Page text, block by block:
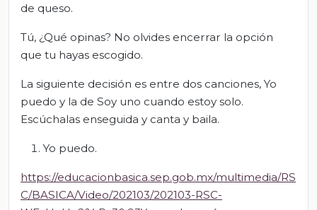
de queso.
Tú, ¿Qué opinas? No olvides encerrar la opción
que tu hayas escogido.
La siguiente decisión es entre dos canciones, Yo
puedo y la de Soy uno cuando estoy solo.
Escúchalas enseguida y canta y baila.
Yo puedo.
https://educacionbasica.sep.gob.mx/multimedia/RS
C/BASICA/Video/202103/202103-RSC-